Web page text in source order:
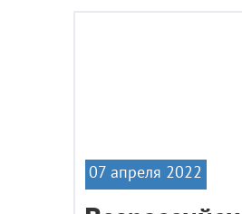
07 апреля 2022